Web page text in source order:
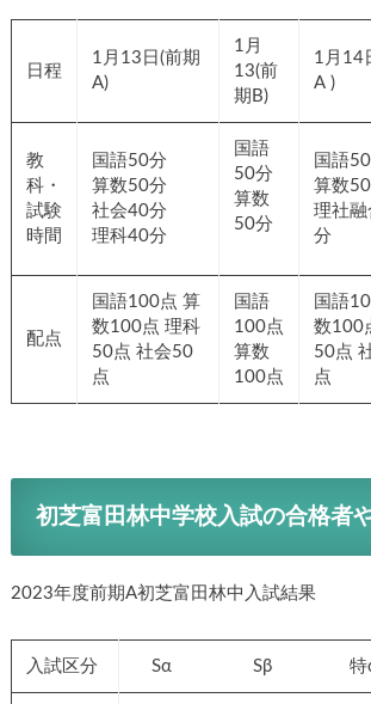
日程
1月13日(前期
A)
1月
13(前
期B)
1月14
A )
教
科・
試験
時間
国語50分
算数50分
社会40分
理科40分
国語
50分
算数
50分
国語
算数
理社
分
配点
国語100点 算
数100点 理科
50点 社会50
点
国語
100点
算数
100点
国語
数100
50点
点
初芝富田林中学校入試の合格者
2023年度前期A初芝富田林中入試結果
入試区分 Sα Sβ 特